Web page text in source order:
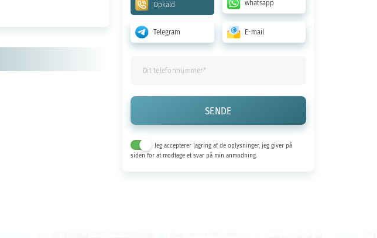
Opkald whatsapp
Telegram E-mail
Jeg accepterer lagring af de oplysninger, jeg giver på
siden for at modtage et svar på min anmodning.